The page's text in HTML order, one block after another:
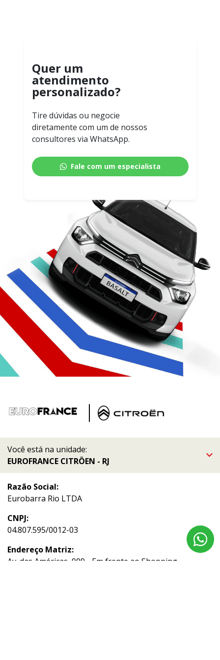
Quer um
atendimento
personalizado?
Tire dúvidas ou negocie
diretamente com um de nossos
consultores via WhatsApp.
Fale com um especialista
Você está na unidade:
EUROFRANCE CITRÖEN - RJ
Razão Social:
Eurobarra Rio LTDA
CNPJ:
04.807.595/0012-03
Endereço Matriz:
Av. das Américas, 909 - Em frente ao Shopping